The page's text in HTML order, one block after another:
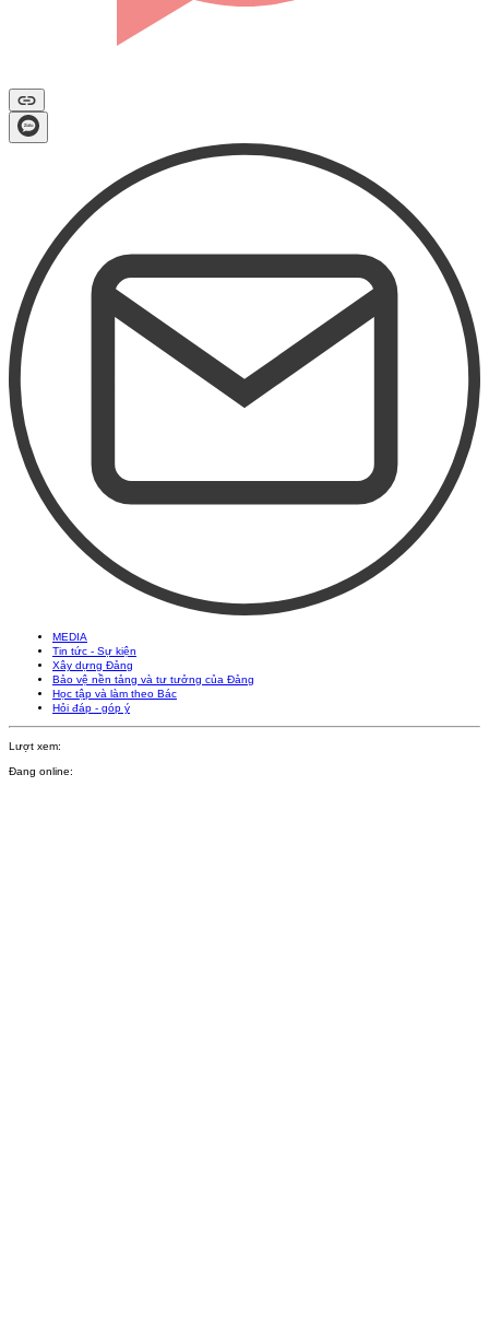
MEDIA
Tin tức - Sự kiện
Xây dựng Đảng
Bảo vệ nền tảng và tư tưởng của Đảng
Học tập và làm theo Bác
Hỏi đáp - góp ý
Lượt xem:
Đang online: